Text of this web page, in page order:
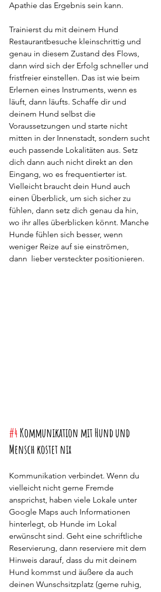
Apathie das Ergebnis sein kann.
Trainierst du mit deinem Hund
Restaurantbesuche kleinschrittig und
genau in diesem Zustand des Flows,
dann wird sich der Erfolg schneller und
fristfreier einstellen. Das ist wie beim
Erlernen eines Instruments, wenn es
läuft, dann läufts. Schaffe dir und
deinem Hund selbst die
Voraussetzungen und starte nicht
mitten in der Innenstadt, sondern sucht
euch passende Lokalitäten aus. Setz
dich dann auch nicht direkt an den
Eingang, wo es frequentierter ist.
Vielleicht braucht dein Hund auch
einen Überblick, um sich sicher zu
fühlen, dann setz dich genau da hin,
wo ihr alles überblicken könnt. Manche
Hunde fühlen sich besser, wenn
weniger Reize auf sie einströmen,
dann  lieber versteckter positionieren.
#4 Kommunikation mit Hund und
Mensch kostet nix
Kommunikation verbindet. Wenn du
vielleicht nicht gerne Fremde
ansprichst, haben viele Lokale unter
Google Maps auch Informationen
hinterlegt, ob Hunde im Lokal
erwünscht sind. Geht eine schriftliche
Reservierung, dann reserviere mit dem
Hinweis darauf, dass du mit deinem
Hund kommst und äußere da auch
deinen Wunschsitzplatz (gerne ruhig,